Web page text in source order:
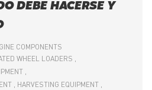
DEBE HACERSE Y
COMPONENTS
WHEEL LOADERS
HARVESTING EQUIPMENT